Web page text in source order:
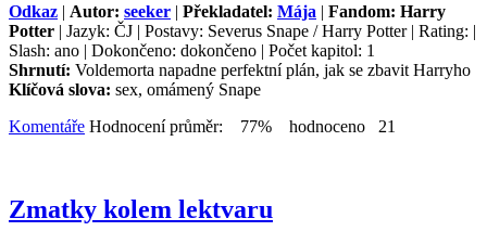
Odkaz | Autor: seeker | Překladatel: Mája | Fandom: Harry
Potter | Jazyk: ČJ | Postavy: Severus Snape / Harry Potter | Rating: |
Slash: ano | Dokončeno: dokončeno | Počet kapitol: 1
Shrnutí: Voldemorta napadne perfektní plán, jak se zbavit Harryho
Klíčová slova: sex, omámený Snape
Komentáře Hodnocení průměr: 77% hodnoceno 21
Zmatky kolem lektvaru